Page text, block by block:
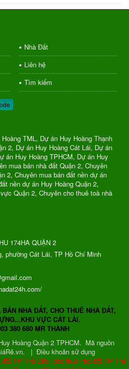
Nhà Đất
Liên hệ
Tìm kiếm
TML, Dự án Huy Hoàng Thạnh
2, Dự án Huy Hoàng Cát Lái, Dự án
án Huy Hoàng TPHCM, Dự án Huy
mua bán nhà đất Quận 2, Chuyên
2, Chuyên mua bán đất nền dự án
nền dự án Huy Hoàng Quận 2,
Quận 2, Chuyên cho thuê toà nhà
174HA QUẬN 2
phường Cát Lái, TP Hồ Chí Minh
NHÀ ĐẤT, CHO THUÊ NHÀ ĐẤT,
VỰC CÁT LÁI.
380 680 MR THÀNH
Hoàng Quận 2 TPHCM. Mã nguồn
| Điều khoản sử dụng
TP Thủ Đức, cho thuê nhà đất TP Thủ